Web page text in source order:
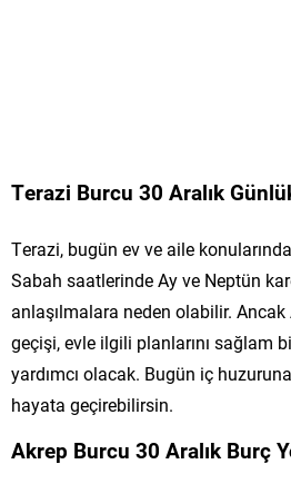
Terazi Burcu 30 Aralık
Terazi, bugün ev ve aile
Sabah saatlerinde Ay ve Neptün
anlaşılmalara neden olabilir. Ancak
geçişi, evle ilgili planlarını sağlam
yardımcı olacak. Bugün iç
hayata geçirebilirsin.
Akrep Burcu 30 Aralık Burç